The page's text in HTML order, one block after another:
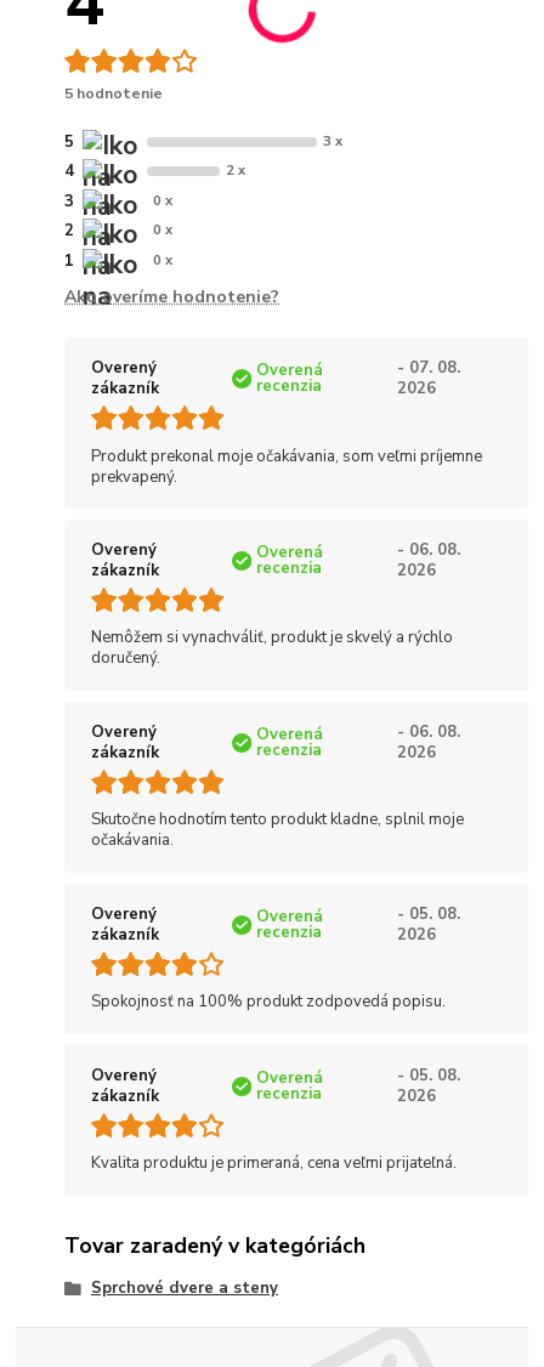
5 hodnotenie
5 3 x
4 2 x
3 0 x
2 0 x
1 0 x
Ako overíme hodnotenie?
Overený
zákazník
Overená
recenzia
- 07. 08.
2026
Produkt prekonal moje očakávania, som veľmi príjemne
prekvapený.
Overený
zákazník
Overená
recenzia
- 06. 08.
2026
Nemôžem si vynachváliť, produkt je skvelý a rýchlo
doručený.
Overený
zákazník
Overená
recenzia
- 06. 08.
2026
Skutočne hodnotím tento produkt kladne, splnil moje
očakávania.
Overený
zákazník
Overená
recenzia
- 05. 08.
2026
Spokojnosť na 100% produkt zodpovedá popisu.
Overený
zákazník
Overená
recenzia
- 05. 08.
2026
Kvalita produktu je primeraná, cena veľmi prijateľná.
Tovar zaradený v kategóriách
Sprchové dvere a steny